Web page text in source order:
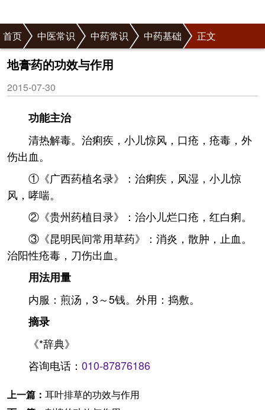
首页 中医常识 中药常识 中药基础 正文
地膏药的功效与作用
2015-07-30
功能主治
清热解毒。治痢疾，小儿惊风，口疮，疮毒，外
伤出血。
①《广西药植名录》：治痢疾，风湿，小儿惊
风，哮喘。
②《贵州药植目录》：治小儿烂口疮，红白痢。
③《昆明民间常用草药》：消炎，散肿，止血。
治阳性疮毒，刀伤出血。
用法用量
内服：煎汤，3～5钱。外用：捣敷。
摘录
《*辞典》
咨询电话： 010-87876186
上一篇： 耳叶排草的功效与作用